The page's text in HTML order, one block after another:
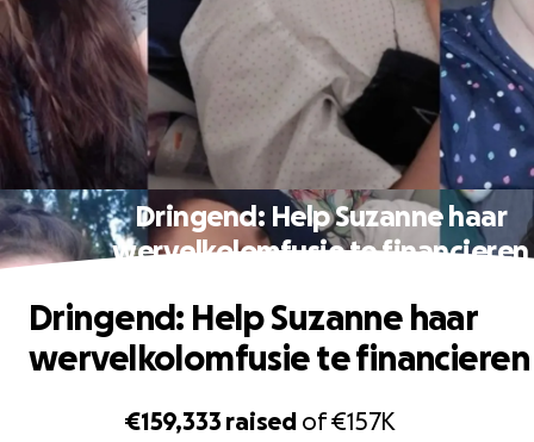
Dringend: Help Suzanne haar
wervelkolomfusie te financieren
€159,333 raised of€157K
Dringend: Help Suzanne haar
wervelkolomfusie te financieren